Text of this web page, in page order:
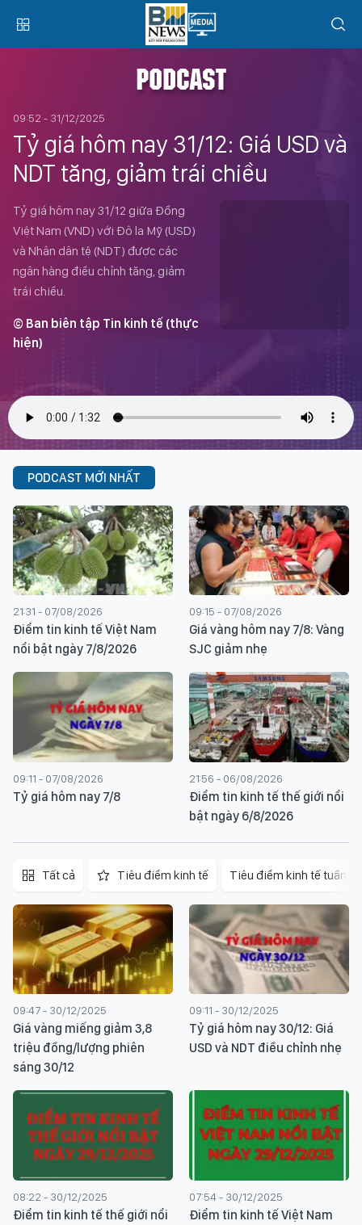
PODCAST
09:52 - 31/12/2025
Tỷ giá hôm nay 31/12: Giá USD và
NDT tăng, giảm trái chiều
Tỷ giá hôm nay 31/12 giữa Đồng
Việt Nam (VND) với Đô la Mỹ (USD)
và Nhân dân tệ (NDT) được các
ngân hàng điều chỉnh tăng, giảm
trái chiều.
© Ban biên tập Tin kinh tế (thực
hiện)
PODCAST MỚI NHẤT
21:31 - 07/08/2026
Điểm tin kinh tế Việt Nam
nổi bật ngày 7/8/2026
09:15 - 07/08/2026
Giá vàng hôm nay 7/8: Vàng
SJC giảm nhẹ
09:11 - 07/08/2026
Tỷ giá hôm nay 7/8
21:56 - 06/08/2026
Điểm tin kinh tế thế giới nổi
bật ngày 6/8/2026
Tất cả Tiêu điểm kinh tế Tiêu điểm kinh tế tuần
09:47 - 30/12/2025
Giá vàng miếng giảm 3,8
triệu đồng/lượng phiên
sáng 30/12
09:11 - 30/12/2025
Tỷ giá hôm nay 30/12: Giá
USD và NDT điều chỉnh nhẹ
08:22 - 30/12/2025
Điểm tin kinh tế thế giới nổi
07:54 - 30/12/2025
Điểm tin kinh tế Việt Nam